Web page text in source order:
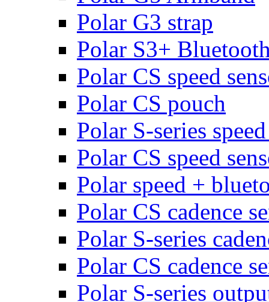
Polar G3 strap
Polar S3+
Polar CS speed
Polar CS pouch
Polar S-series
Polar CS speed
Polar speed +
Polar CS cadence
Polar S-series
Polar CS cadence
Polar S-series